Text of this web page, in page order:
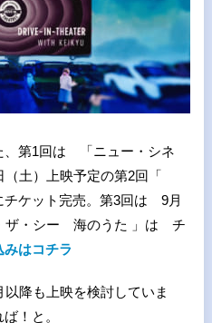
、第1回は 「ニュー・シネ
（土）上映予定の第2回「
ケット完売。第3回は 9月
ザ・シー 海のうた 」は チ
みはコチラ
降も上映を検討していま
！と。